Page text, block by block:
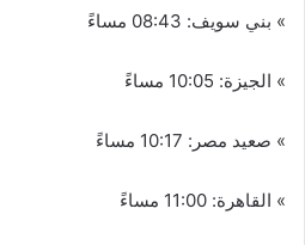
» بني سويف: 08:43 مساءً
» الجيزة: 10:05 مساءً
» صعيد مصر: 10:17 مساءً
» القاهرة: 11:00 مساءً